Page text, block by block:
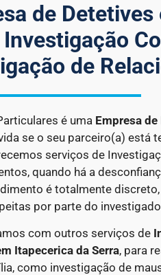
de
Investigação
de
é uma Empresa
se o seu parceiro(a) está
serviços de
quando há a
é totalmente
por parte do
com outros serviços de
Itapecerica da Serra, para
como investigação de